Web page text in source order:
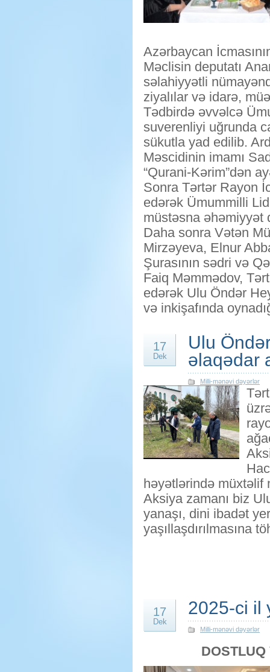
Azərbaycan
Məclisin deputatı
səlahiyyətli
ziyalılar və idarə,
Tədbirdə əvvəlcə
suverenliyi uğrunda
sükutla yad edilib.
Məscidinin imamı
“Qurani-Kərim”dən
Sonra Tərtər Rayon
edərək Ümummilli
müstəsna əhəmiyyət
Daha sonra Vətən
Mirzəyeva, Elnur
Şurasının sədri və
Faiq Məmmədov,
edərək Ulu Öndər
və inkişafında
17
Dek
Ulu
əlaqədar
Milli-mənəvi dəyərlər
həyətlərində müxtəlif
Aksiya zamanı biz
yanaşı, dini ibadət
yaşıllaşdırılmasına
17
Dek
2025-ci il
Milli-mənəvi dəyərlər